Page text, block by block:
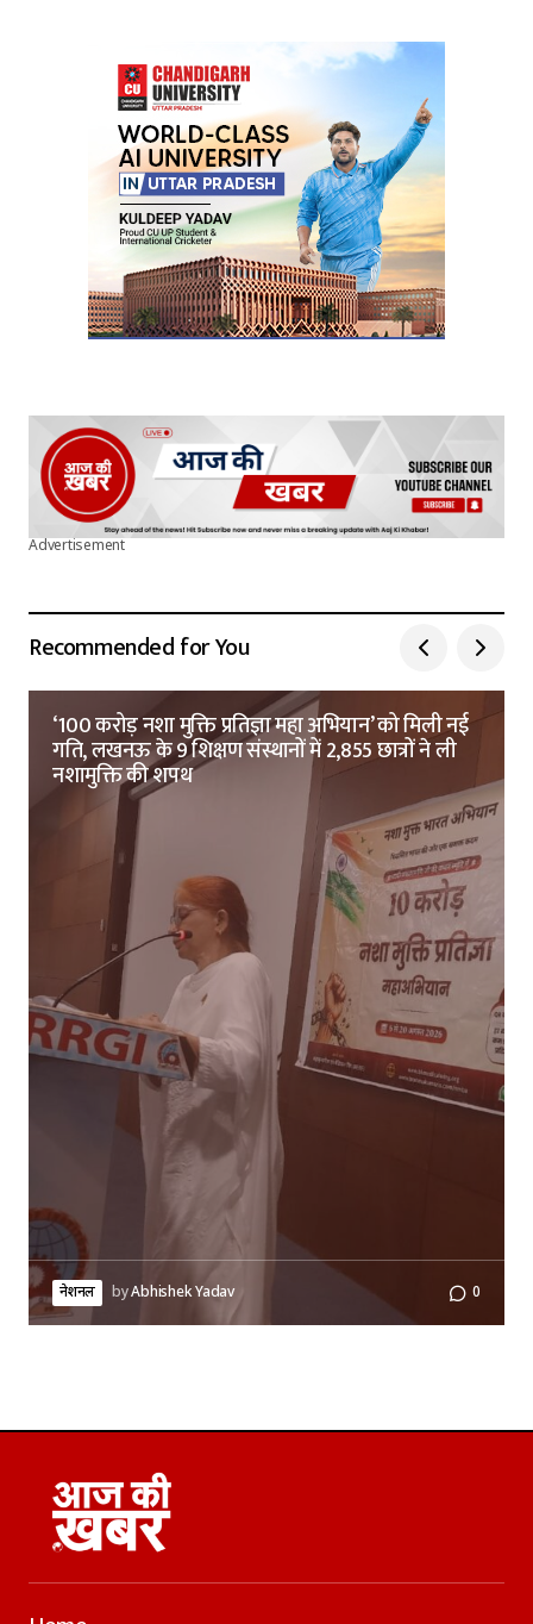
Your E-mail*
Submit Comment
Advertisement
Recommended for You
‘100 करोड़ नशा मुक्ति प्रतिज्ञा महा अभियान’ को मिली नई
गति, लखनऊ के 9 शिक्षण संस्थानों में 2,855 छात्रों ने ली
नशामुक्ति की शपथ
नेशनल byAbhishek Yadav 0